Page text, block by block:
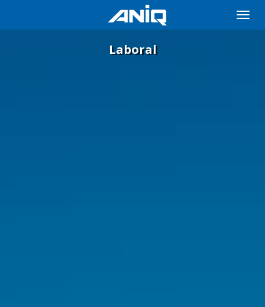
Toggle
Laboral